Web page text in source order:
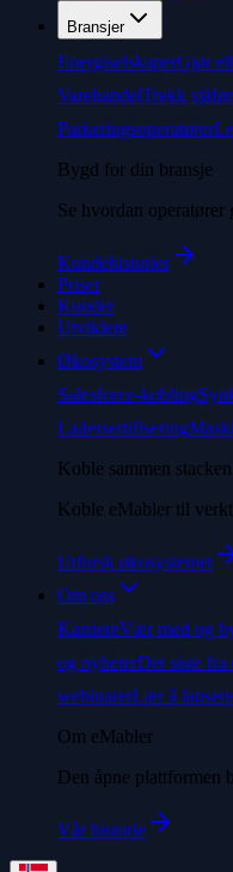
Bransjer
EnergiselskaperGjør
VarehandelTrekk
Parkeringsoperatører
Bygd for din bransje
Se hvordan
Kundehistorier
Priser
Kunder
Utviklere
Økosystem
Salesforce-kobling
Ladersertifisering
Koble sammen
Koble eMabler til
Utforsk økosystemet
Om oss
KarriereVær med og
og nyheterDet siste fra
webinarerLær å
Om eMabler
Den åpne plattformen
Vår historie